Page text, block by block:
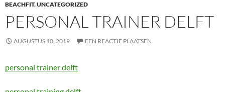
BEACHFIT,UNCATEGORIZED
PERSONAL TRAINER DELFT
AUGUSTUS 10, 2019 EEN REACTIE PLAATSEN
personal trainer delft